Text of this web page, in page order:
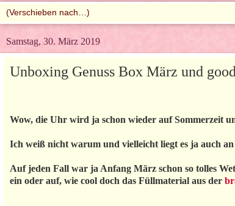
Samstag, 30. März 2019
Unboxing Genuss Box März und
Wow, die Uhr wird ja schon wieder auf Sommerzeit
Ich weiß nicht warum und vielleicht liegt es ja auch
Auf jeden Fall war ja Anfang März schon so tolles
ein oder auf, wie cool doch das Füllmaterial aus der